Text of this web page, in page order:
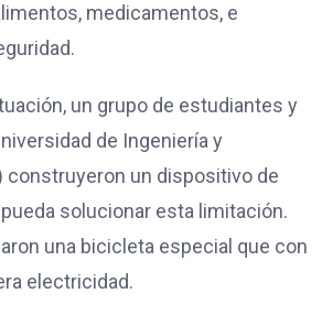
medicamentos, e
un grupo de estudiantes y
de Ingeniería y
construyeron un dispositivo de
solucionar esta limitación.
una bicicleta especial que con
electricidad.